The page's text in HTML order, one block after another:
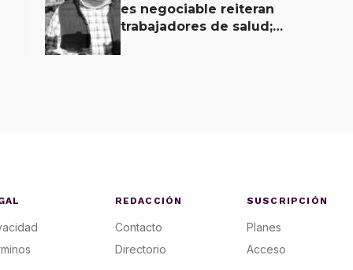
es negociable reiteran
trabajadores de salud;
REDACCIÓN
Contacto
Directorio
SUSCRIPCIÓN
Planes
Acceso